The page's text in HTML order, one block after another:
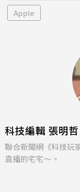
Apple
科技編輯 張明哲
聯合新聞網《科技玩
直播的宅宅～。